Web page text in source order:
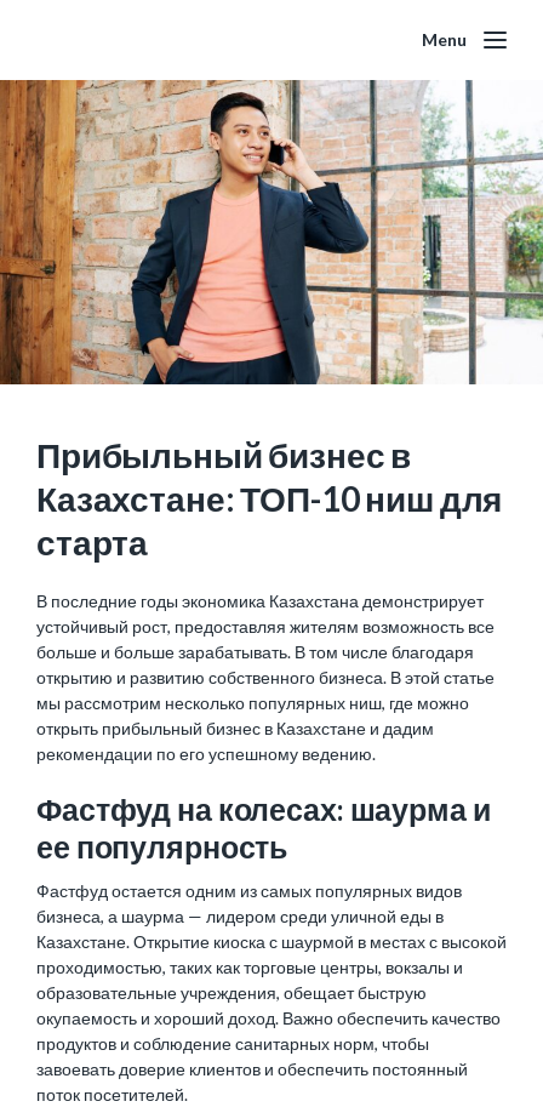
Menu
Прибыльный бизнес в
Казахстане: ТОП-10 ниш для
старта
В последние годы экономика Казахстана демонстрирует
устойчивый рост, предоставляя жителям возможность все
больше и больше зарабатывать. В том числе благодаря
открытию и развитию собственного бизнеса. В этой статье
мы рассмотрим несколько популярных ниш, где можно
открыть прибыльный бизнес в Казахстане и дадим
рекомендации по его успешному ведению.
Фастфуд на колесах: шаурма и
ее популярность
Фастфуд остается одним из самых популярных видов
бизнеса, а шаурма — лидером среди уличной еды в
Казахстане. Открытие киоска с шаурмой в местах с высокой
проходимостью, таких как торговые центры, вокзалы и
образовательные учреждения, обещает быструю
окупаемость и хороший доход. Важно обеспечить качество
продуктов и соблюдение санитарных норм, чтобы
завоевать доверие клиентов и обеспечить постоянный
поток посетителей.